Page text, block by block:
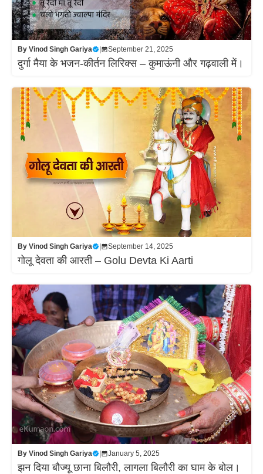
By Vinod Singh Gariya September 21, 2025
दुर्गा मैया के भजन-कीर्तन लिरिक्स – कुमाऊंनी और गढ़वाली में।
By Vinod Singh Gariya September 14, 2025
गोलू देवता की आरती – Golu Devta Ki Aarti
By Vinod Singh Gariya | January 5, 2025
झन दिया बौज्यू छाना बिलौरी, लागला बिलौरी का घाम के बोल।